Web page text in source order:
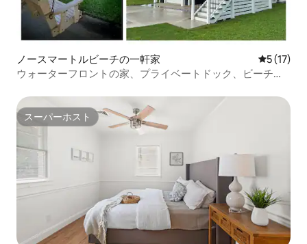
ノースマートルビーチの一軒家 レビュー
5 (17)
ウォーターフロントの家、プライベートドック、ビーチと
スーパーホスト
スーパーホスト